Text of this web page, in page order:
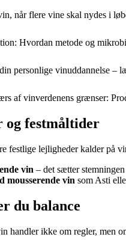
når flere vine skal nydes i
Hvordan metode og
personlige vinuddannelse –
af vinverdenens grænser:
festmåltider
festlige lejligheder kalder på
vin – det sætter
mousserende vin som Asti
du balance
handler ikke om regler, men